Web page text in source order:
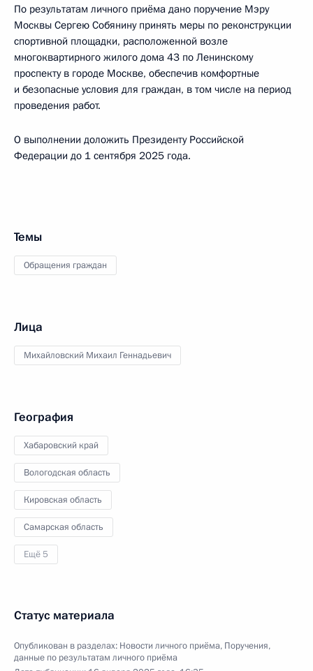
По результатам личного приёма дано поручение Мэру
Москвы Сергею Собянину принять меры по реконструкции
спортивной площадки, расположенной возле
многоквартирного жилого дома 43 по Ленинскому
проспекту в городе Москве, обеспечив комфортные
и безопасные условия для граждан, в том числе на период
проведения работ.
О выполнении доложить Президенту Российской
Федерации до 1 сентября 2025 года.
Темы
Обращения граждан
Лица
Михайловский Михаил Геннадьевич
География
Хабаровский край
Вологодская область
Кировская область
Самарская область
Ещё 5
Статус материала
Опубликован в разделах: Новости личного приёма, Поручения,
данные по результатам личного приёма